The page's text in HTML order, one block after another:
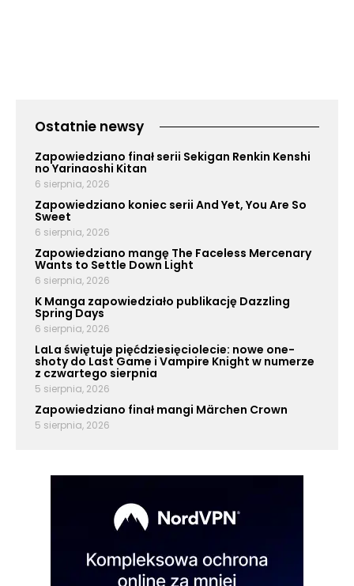
Ostatnie newsy
Zapowiedziano finał serii Sekigan Renkin Kenshi
no Yarinaoshi Kitan
6 sierpnia, 2026
Zapowiedziano koniec serii And Yet, You Are So
Sweet
6 sierpnia, 2026
Zapowiedziano mangę The Faceless Mercenary
Wants to Settle Down Light
6 sierpnia, 2026
K Manga zapowiedziało publikację Dazzling
Spring Days
6 sierpnia, 2026
LaLa świętuje pięćdziesięciolecie: nowe one-
shoty do Last Game i Vampire Knight w numerze
z czwartego sierpnia
5 sierpnia, 2026
Zapowiedziano finał mangi Märchen Crown
5 sierpnia, 2026